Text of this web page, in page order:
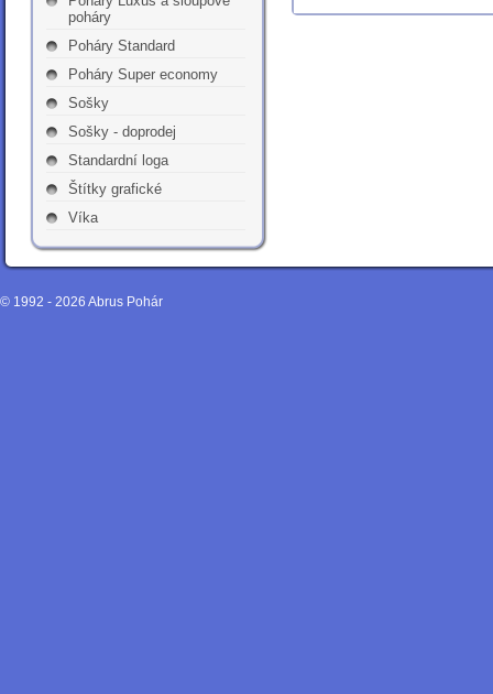
poháry
Poháry Standard
Poháry Super economy
Sošky
Sošky - doprodej
Standardní loga
Štítky grafické
Víka
© 1992 - 2026 Abrus Pohár